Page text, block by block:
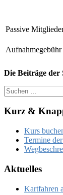
Passive
Die Beiträge der
Suchen
nach:
Kurz &
Kurs
Termine
Aktuelles
Kartfahren